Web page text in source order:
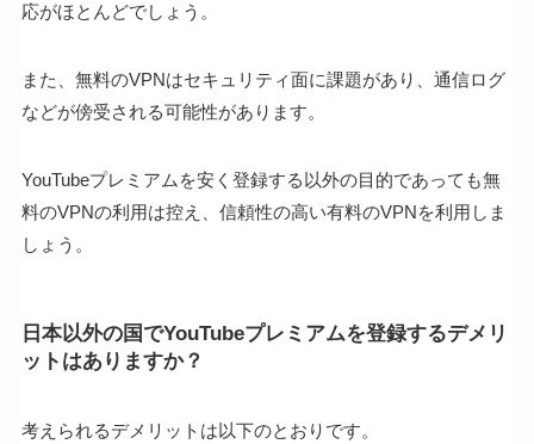
応がほとんどでしょう。
また、無料のVPNはセキュリティ面に課題があり、通信ログ
などが傍受される可能性があります。
YouTubeプレミアムを安く登録する以外の目的であっても無
料のVPNの利用は控え、信頼性の高い有料のVPNを利用しま
しょう。
日本以外の国でYouTubeプレミアムを登録するデメリ
ットはありますか？
考えられるデメリットは以下のとおりです。